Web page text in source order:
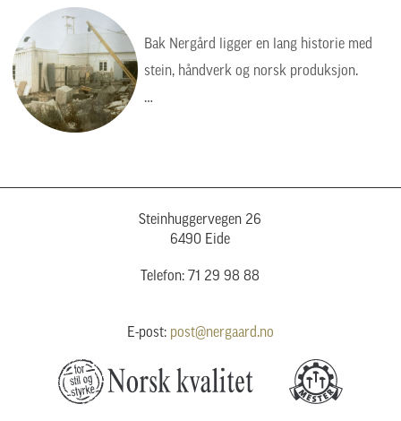
Bak Nergård ligger en lang historie med
stein, håndverk og norsk produksjon.
Steinhuggervegen 26
6490 Eide
Telefon: 71 29 98 88
E-post: post@nergaard.no